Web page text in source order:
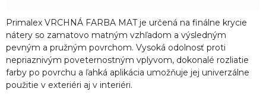
Primalex VRCHNÁ FARBA MAT je určená na finálne krycie
nátery so zamatovo matným vzhľadom a výsledným
pevným a pružným povrchom. Vysoká odolnosť proti
nepriaznivým poveternostným vplyvom, dokonalé rozliatie
farby po povrchu a ľahká aplikácia umožňuje jej univerzálne
použitie v exteriéri aj v interiéri.